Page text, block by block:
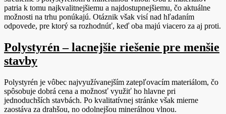
patria k tomu najkvalitnejšiemu a najdostupnejšiemu, čo aktuálne
možnosti na trhu ponúkajú. Otáznik však visí nad hľadaním
odpovede, pre ktorý sa rozhodnúť, keď oba majú viacero za aj proti.
Polystyrén – lacnejšie riešenie pre menšie
stavby
Polystyrén je vôbec najvyužívanejším zatepľovacím materiálom, čo
spôsobuje dobrá cena a možnosť využiť ho hlavne pri
jednoduchších stavbách. Po kvalitatívnej stránke však mierne
zaostáva za drahšou, no odolnejšou minerálnou vlnou.